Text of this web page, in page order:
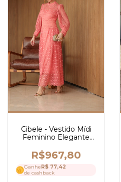
Cibele - Vestido Mídi
Feminino Elegante
Manga Longa e
Cintura Marcada - Ref
4239
R$967,80
GanheR$ 77,42
de cashback